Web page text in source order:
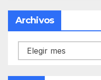
Archivos
Archivos